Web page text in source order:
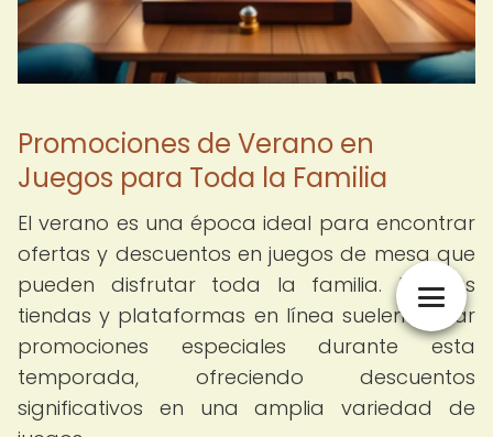
Promociones de Verano en
Juegos para Toda la Familia
El verano es una época ideal para encontrar
ofertas y descuentos en juegos de mesa que
pueden disfrutar toda la familia. Muchas
tiendas y plataformas en línea suelen lanzar
promociones especiales durante esta
temporada, ofreciendo descuentos
significativos en una amplia variedad de